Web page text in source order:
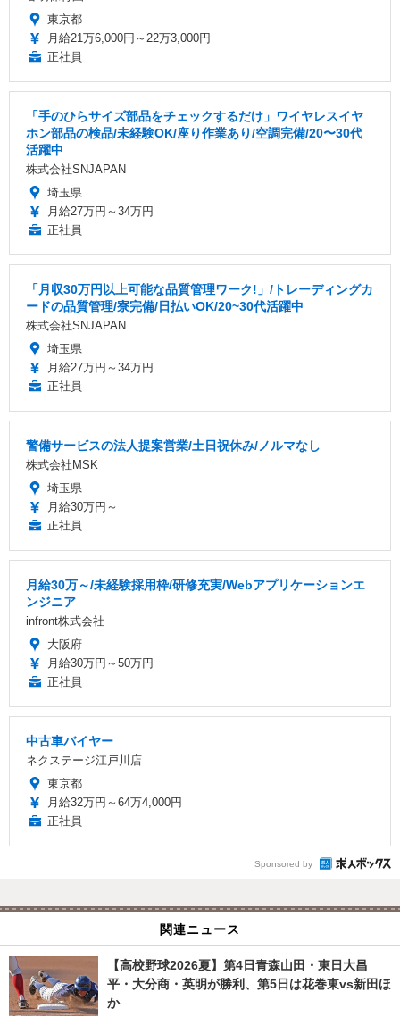
東京都
月給21万6,000円～22万3,000円
正社員
「手のひらサイズ部品をチェックするだけ」ワイヤレスイヤ
ホン部品の検品/未経験OK/座り作業あり/空調完備/20〜30代
活躍中
株式会社SNJAPAN
埼玉県
月給27万円～34万円
正社員
「月収30万円以上可能な品質管理ワーク!」/トレーディングカ
ードの品質管理/寮完備/日払いOK/20~30代活躍中
株式会社SNJAPAN
埼玉県
月給27万円～34万円
正社員
警備サービスの法人提案営業/土日祝休み/ノルマなし
株式会社MSK
埼玉県
月給30万円～
正社員
月給30万～/未経験採用枠/研修充実/Webアプリケーションエ
ンジニア
infront株式会社
大阪府
月給30万円～50万円
正社員
中古車バイヤー
ネクステージ江戸川店
東京都
月給32万円～64万4,000円
正社員
Sponsored by
関連ニュース
【高校野球2026夏】第4日青森山田・東日大昌
平・大分商・英明が勝利、第5日は花巻東vs新田ほ
か